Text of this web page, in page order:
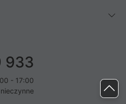
933
- 17:00
nieczynne